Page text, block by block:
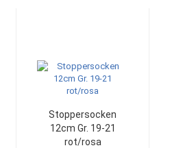
Stoppersocken
12cm Gr. 19-21
rot/rosa